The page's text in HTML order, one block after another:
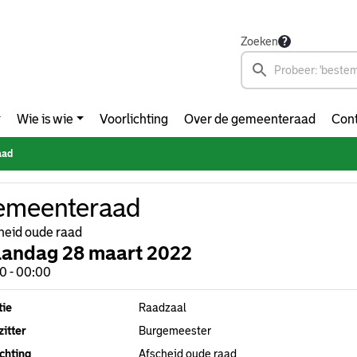
Zoeken
Wie is wie Voorlichting Over de gemeenteraad
oude raad
28 maart 2022
- 00:00
Raadzaal
Burgemeester
Afscheid oude raad